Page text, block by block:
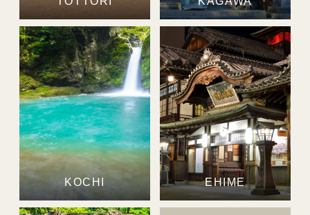
KOCHI EHIME